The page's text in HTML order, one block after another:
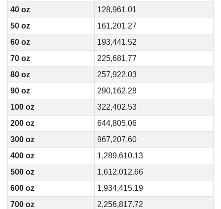
40 oz
128,961.01
50 oz
161,201.27
60 oz
193,441.52
70 oz
225,681.77
80 oz
257,922.03
90 oz
290,162.28
100 oz
322,402.53
200 oz
644,805.06
300 oz
967,207.60
400 oz
1,289,610.13
500 oz
1,612,012.66
600 oz
1,934,415.19
700 oz
2,256,817.72